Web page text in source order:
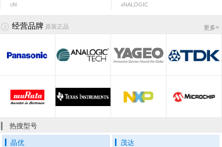
ON ANALOGIC
TOSHIBA TOSHIBA
QUNHAN M OTOROLA
NEC Panasonic
更多>
经营品牌 原装正品
热搜型号
晶优 茂达